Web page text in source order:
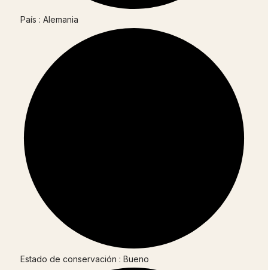
País : Alemania
Estado de conservación : Bueno